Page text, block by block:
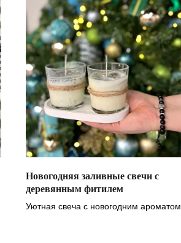
Новогодняя заливные свечи с
деревянным фитилем
Уютная свеча с новогодним ароматом